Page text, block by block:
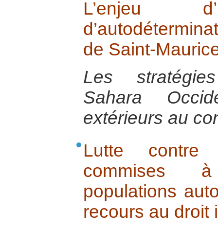
L’enjeu
de Saint-
Les
Sahara
extérieurs au
Lutte contre
commises
populations
recours au droit